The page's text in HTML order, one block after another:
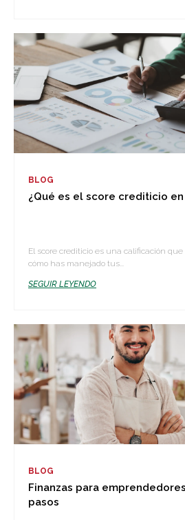
BLOG
¿Qué es el score crediticio en
El score crediticio es una calificación
cómo has manejado tus...
SEGUIR LEYENDO
BLOG
Finanzas para
pasos